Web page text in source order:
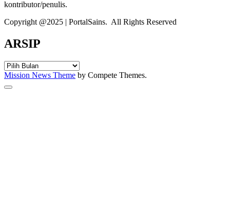
kontributor/penulis.
Copyright @2025 | PortalSains. All Rights Reserved
ARSIP
ARSIP
Mission News Theme by Compete Themes.
Scroll